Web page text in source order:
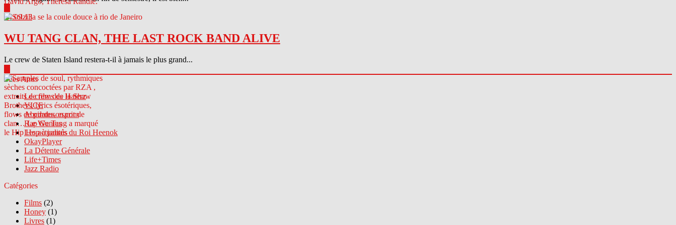
04.09.13
WU TANG CLAN, THE LAST ROCK BAND ALIVE
Le crew de Staten Island restera-t-il à jamais le plus grand...
Sites Amis
Le crew des Haterz
VICE
Abcdrduson.com
Rap Genius
Les actualités du Roi Heenok
OkayPlayer
La Détente Générale
Life+Times
Jazz Radio
Catégories
Films (2)
Honey (1)
Livres (1)